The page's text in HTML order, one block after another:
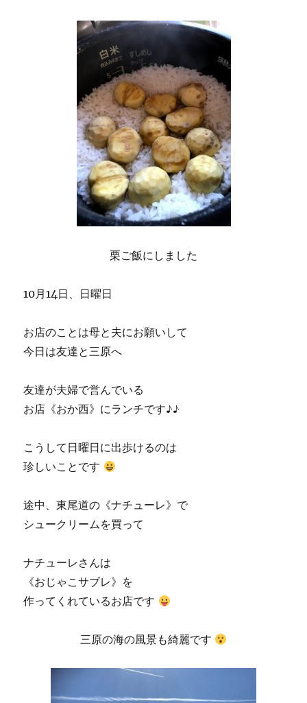
栗ご飯にしました
10月14日、日曜日
お店のことは母と夫にお願いして
今日は友達と三原へ
友達が夫婦で営んでいる
お店《おか西》にランチです♪♪
こうして日曜日に出歩けるのは
珍しいことです
途中、東尾道の《ナチューレ》で
シュークリームを買って
ナチューレさんは
《おじゃこサブレ》を
作ってくれているお店です
三原の海の風景も綺麗です